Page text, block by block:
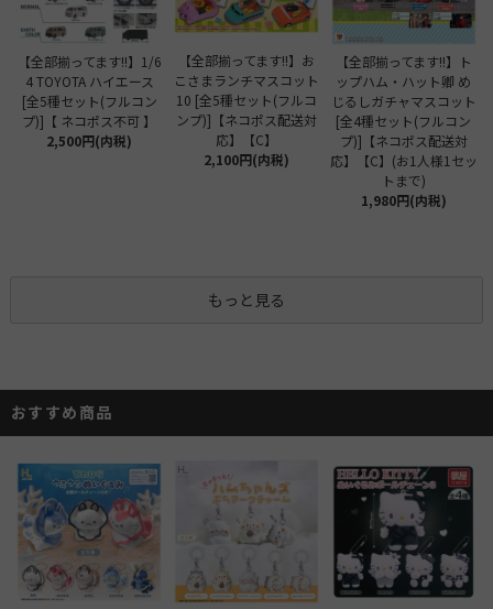
【全部揃ってます!!】1/6
4 TOYOTA ハイエース
[全5種セット(フルコン
プ)]【 ネコポス不可 】
2,500円(内税)
【全部揃ってます!!】お
こさまランチマスコット
10 [全5種セット(フルコ
ンプ)]【ネコポス配送対
応】【C】
2,100円(内税)
【全部揃ってます!!】ト
ップハム・ハット卿 め
じるしガチャマスコット
[全4種セット(フルコン
プ)]【ネコポス配送対
応】【C】(お1人様1セッ
トまで)
1,980円(内税)
もっと見る
おすすめ商品